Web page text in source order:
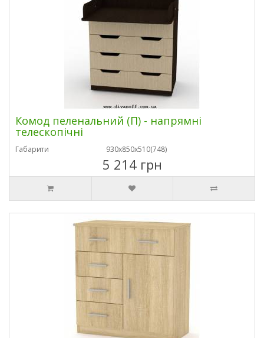
Комод пеленальний (П) - напрямні
телескопічні
Габарити 930х850х510(748)
5 214 грн